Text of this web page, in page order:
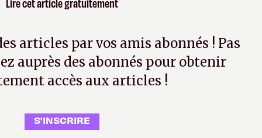
Lire cet article gratuitement
articles par vos amis abonnés ! Pas
auprès des abonnés pour obtenir
accès aux articles !
S'INSCRIRE